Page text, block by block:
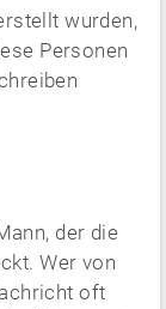
wurden,
Personen
der die
Wer von
oft